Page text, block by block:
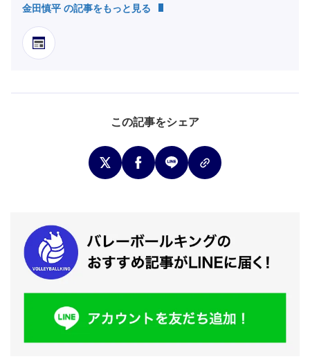
金田慎平 の記事をもっと見る
この記事をシェア